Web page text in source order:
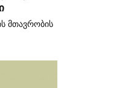
მთავრობის